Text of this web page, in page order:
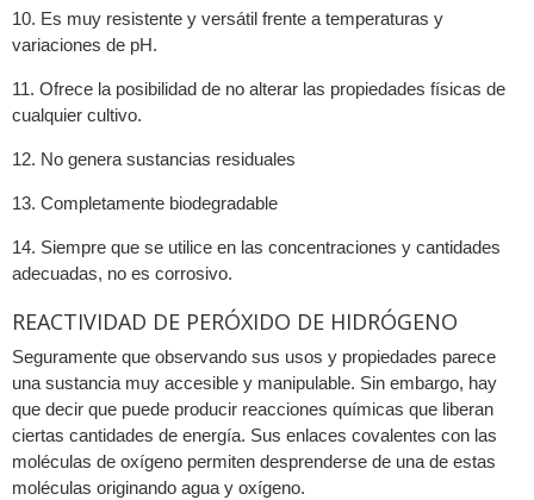
10. Es muy resistente y versátil frente a temperaturas y
variaciones de pH.
11. Ofrece la posibilidad de no alterar las propiedades físicas de
cualquier cultivo.
12. No genera sustancias residuales
13. Completamente biodegradable
14. Siempre que se utilice en las concentraciones y cantidades
adecuadas, no es corrosivo.
REACTIVIDAD DE PERÓXIDO DE HIDRÓGENO
Seguramente que observando sus usos y propiedades parece
una sustancia muy accesible y manipulable. Sin embargo, hay
que decir que puede producir reacciones químicas que liberan
ciertas cantidades de energía. Sus enlaces covalentes con las
moléculas de oxígeno permiten desprenderse de una de estas
moléculas originando agua y oxígeno.